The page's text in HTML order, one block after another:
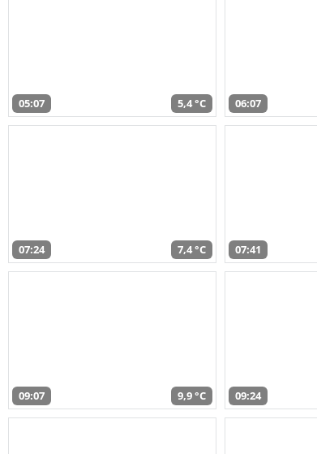
05:07 5,4 °C 06:07
07:24 7,4 °C 07:41
09:07 9,9 °C 09:24